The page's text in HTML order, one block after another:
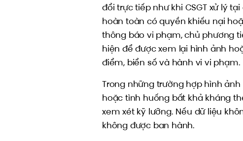
đổi trực tiếp như khi CSGT xử lý
hoàn toàn có quyền khiếu nại
thông báo vi phạm, chủ phương
hiện để được xem lại hình ảnh
điểm, biển số và hành vi vi phạm.
Trong những trường hợp hình
hoặc tình huống bất khả kháng
xem xét kỹ lưỡng. Nếu dữ liệu
không được ban hành.